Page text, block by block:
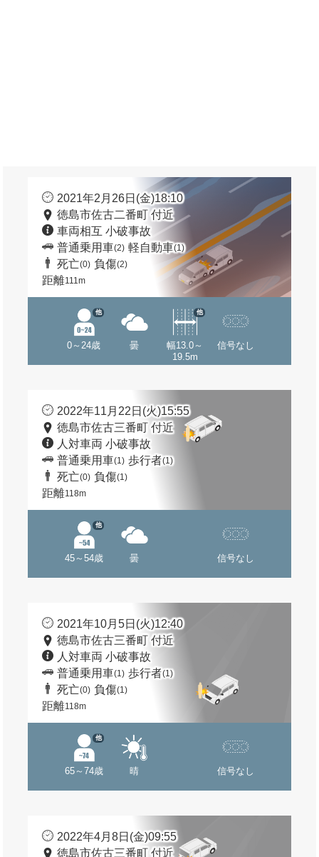
2021年2月26日(金)18:10
徳島市佐古二番町 付近
車両相互 小破事故
普通乗用車(2) 軽自動車(1)
死亡(0) 負傷(2)
距離111m
0～24歳
他
曇
幅13.0～
19.5m
他
信号なし
2022年11月22日(火)15:55
徳島市佐古三番町 付近
人対車両 小破事故
普通乗用車(1) 歩行者(1)
死亡(0) 負傷(1)
距離118m
45～54歳
他
曇 信号なし
2021年10月5日(火)12:40
徳島市佐古三番町 付近
人対車両 小破事故
普通乗用車(1) 歩行者(1)
死亡(0) 負傷(1)
距離118m
65～74歳
他
晴 信号なし
2022年4月8日(金)09:55
徳島市佐古三番町 付近